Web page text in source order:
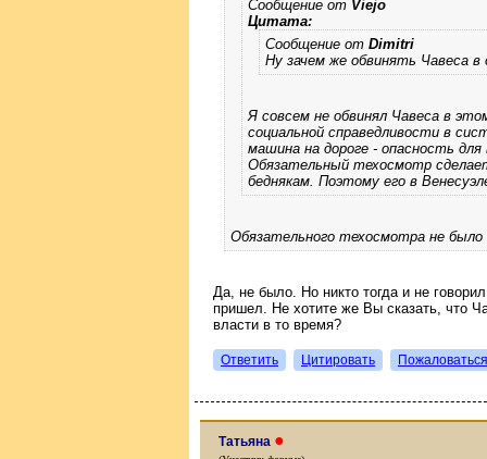
Сообщение от Viejo
Цитата:
Сообщение от Dimitri
Ну зачем же обвинять Чавеса
Я совсем не обвинял Чавеса в
социальной справедливости в
машина на дороге - опасность
Обязательный техосмотр
беднякам. Поэтому его в
Обязательного техосмотра не было
Да, не было. Но никто тогда и не
пришел. Не хотите же Вы сказать, что
власти в то время?
Ответить Цитировать Пожаловаться
Татьяна ●